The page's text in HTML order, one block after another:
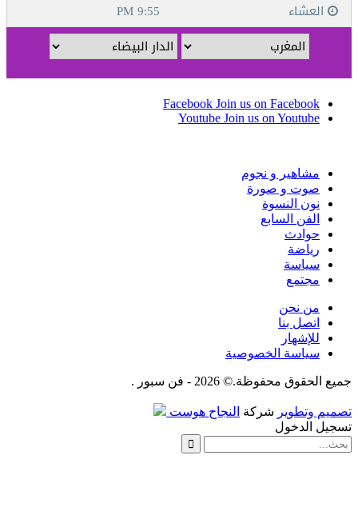
Facebook Join us on Facebook
Youtube Join us on Youtube
مشاهير و نجوم
صوت و صورة
نون النسوة
الفن السابع
حوادث
رياضة
سياسة
مجتمع
من نحن
اتصل بنا
للإشهار
سياسة الخصوصية
جميع الحقوق محفوظة.© 2026 - فن سبور .
تصميم وتطويرشركةالنجاح هوست
تسجيل الدخول